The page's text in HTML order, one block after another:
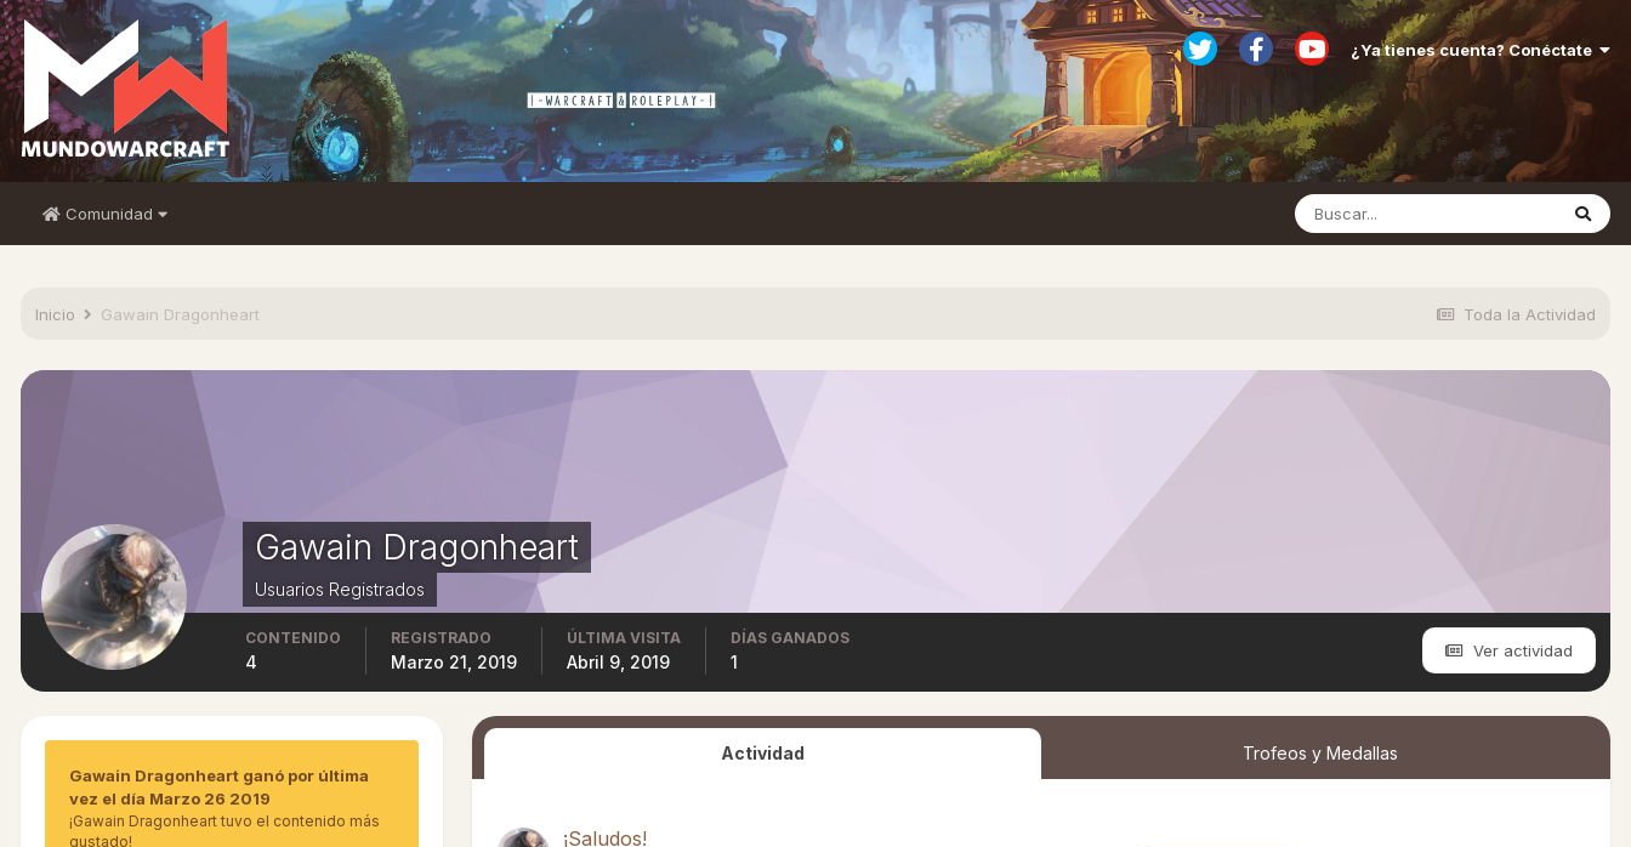
¿Ya tienes cuenta? Conéctate
Comunidad
Toda la Actividad
Inicio Gawain Dragonheart
Gawain Dragonheart
Usuarios Registrados
Ver actividad
CONTENIDO
4
REGISTRADO
Marzo 21, 2019
ÚLTIMA VISITA
Abril 9, 2019
DÍAS GANADOS
1
Gawain Dragonheart ganó por última
vez el día Marzo 26 2019
¡Gawain Dragonheart tuvo el contenido más
gustado!
Actividad Trofeos y Medallas
¡Saludos!